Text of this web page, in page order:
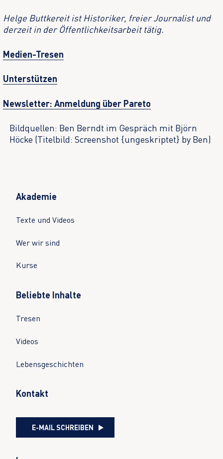
Helge Buttkereit ist Historiker, freier Journalist und
derzeit in der Öffentlichkeitsarbeit tätig.
Medien-Tresen
Unterstützen
Newsletter: Anmeldung über Pareto
Bildquellen: Ben Berndt im Gespräch mit Björn
Höcke (Titelbild: Screenshot {ungeskriptet} by Ben)
Akademie
Texte und Videos
Wer wir sind
Kurse
Beliebte Inhalte
Tresen
Videos
Lebensgeschichten
Kontakt
E-MAIL SCHREIBEN